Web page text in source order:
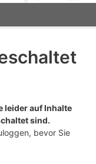
leider auf Inhalte
sind.
bevor Sie